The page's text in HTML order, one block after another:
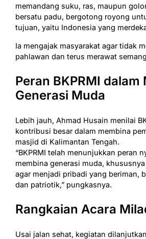
memandang suku, ras, maupun
bersatu padu, bergotong royong
tujuan, yaitu Indonesia yang
Ia mengajak masyarakat agar tidak
pahlawan dan terus merawat
Peran BKPRMI dalam
Generasi Muda
Lebih jauh, Ahmad Husain menilai
kontribusi besar dalam membina
masjid di Kalimantan Tengah.
“BKPRMI telah menunjukkan peran
membina generasi muda,
agar menjadi pribadi yang beriman,
dan patriotik,” pungkasnya.
Rangkaian Acara
Usai jalan sehat, kegiatan